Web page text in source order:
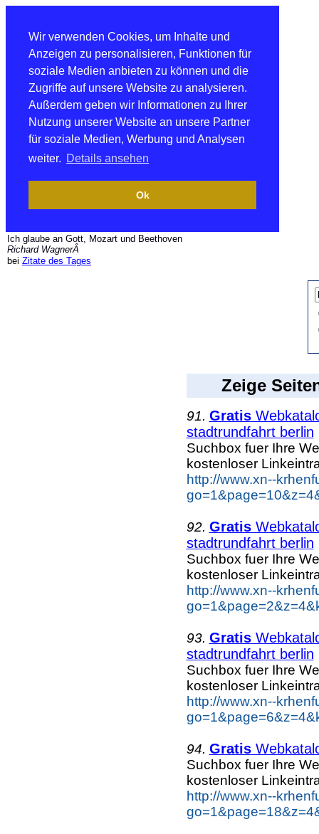
Wir verwenden Cookies, um Inhalte und
Anzeigen zu personalisieren, Funktionen für
soziale Medien anbieten zu können und die
Zugriffe auf unsere Website zu analysieren.
Außerdem geben wir Informationen zu Ihrer
Nutzung unserer Website an unsere Partner
für soziale Medien, Werbung und Analysen
weiter. Details ansehen
Ok
Ich glaube an Gott, Mozart und Beethoven
Richard WagnerÂ
bei Zitate des Tages
Zeige
91. Gratis
stadtrundfahrt berlin
Suchbox fuer Ihre
kostenloser
http://www.xn--
92. Gratis
stadtrundfahrt berlin
Suchbox fuer Ihre
kostenloser
http://www.xn--
93. Gratis
stadtrundfahrt berlin
Suchbox fuer Ihre
kostenloser
http://www.xn--
94. Gratis
Suchbox fuer Ihre
kostenloser
http://www.xn--